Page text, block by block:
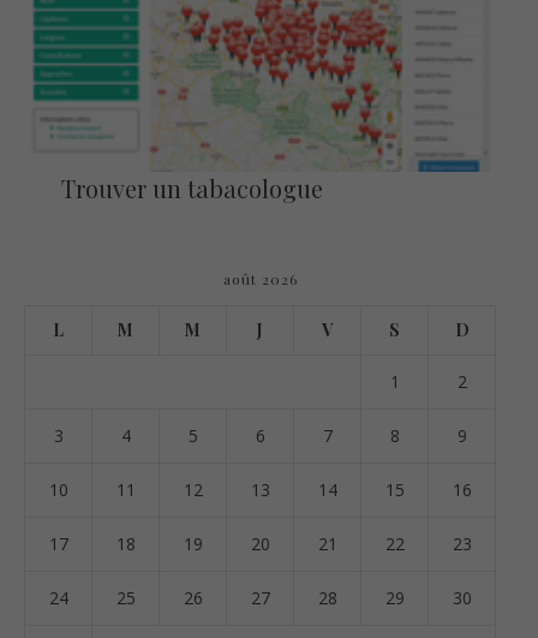
Trouver un tabacologue
août 2026
L M M J V S D
1 2
3 4 5 6 7 8 9
10 11 12 13 14 15 16
17 18 19 20 21 22 23
24 25 26 27 28 29 30